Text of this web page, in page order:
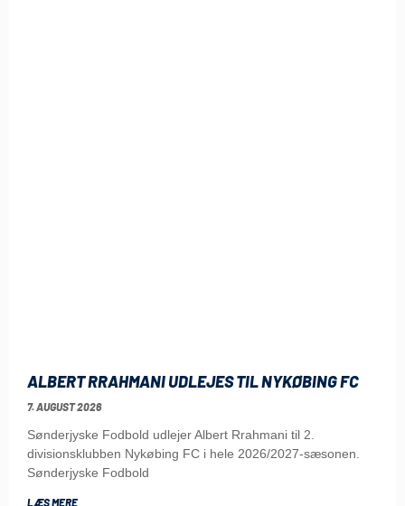
ALBERT RRAHMANI UDLEJES TIL NYKØBING FC
7. AUGUST 2026
Sønderjyske Fodbold udlejer Albert Rrahmani til 2.
divisionsklubben Nykøbing FC i hele 2026/2027-sæsonen.
Sønderjyske Fodbold
LÆS MERE